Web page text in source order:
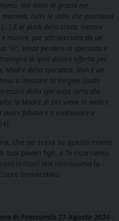
ma dono di grazia nel
tutte le volte che guardava
[…] E ai piedi della croce, mentre
e morire, pur attraversata da un
“sì”, senza perdere la speranza e
di quel dolore offerto per
Madre della speranza. Non è un
a invocare la Vergine Santa
della speranza certa che
la Madre di Dio viene in nostro
fiducia e a continuare a
che sei scesa su questo monte
tuoi poveri figli, a Te ricorriamo.
Noi rinnoviamo la
Immacolato.
di Prascundù 27 Agosto 2024